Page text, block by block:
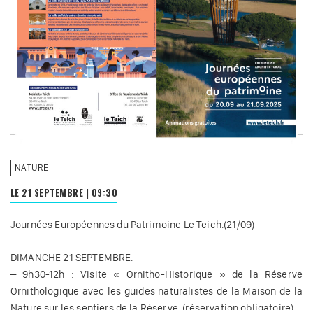
NATURE
LE 21 SEPTEMBRE | 09:30
Journées Européennes du Patrimoine Le Teich.(21/09)
DIMANCHE 21 SEPTEMBRE.
– 9h30-12h : Visite « Ornitho-Historique » de la Réserve
Ornithologique avec les guides naturalistes de la Maison de la